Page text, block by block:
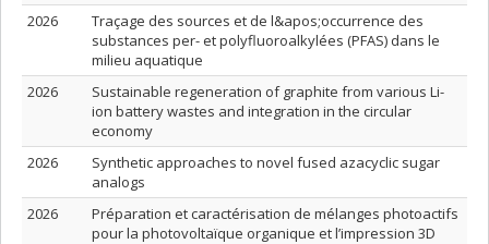
2026
Traçage des sources et de l&apos;occurrence des
substances per- et polyfluoroalkylées (PFAS) dans le
milieu aquatique
2026
Sustainable regeneration of graphite from various Li-
ion battery wastes and integration in the circular
economy
2026
Synthetic approaches to novel fused azacyclic sugar
analogs
2026
Préparation et caractérisation de mélanges photoactifs
pour la photovoltaïque organique et l’impression 3D